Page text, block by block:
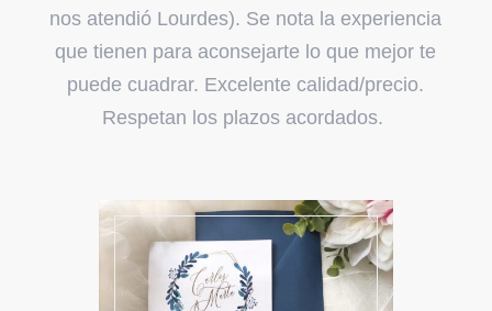
nos atendió Lourdes). Se nota la experiencia
que tienen para aconsejarte lo que mejor te
puede cuadrar. Excelente calidad/precio.
Respetan los plazos acordados.